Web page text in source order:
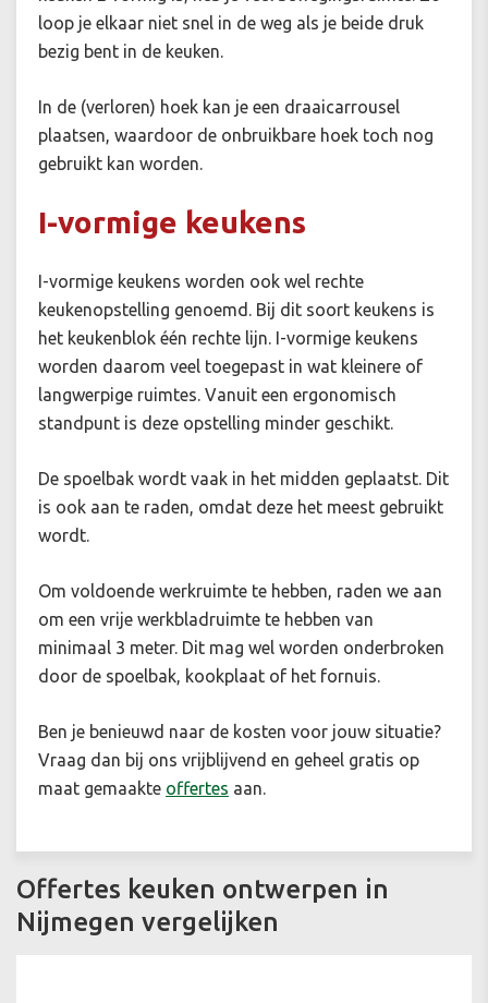
loop je elkaar niet snel in de weg als je beide druk
bezig bent in de keuken.
In de (verloren) hoek kan je een draaicarrousel
plaatsen, waardoor de onbruikbare hoek toch nog
gebruikt kan worden.
I-vormige keukens
I-vormige keukens worden ook wel rechte
keukenopstelling genoemd. Bij dit soort keukens is
het keukenblok één rechte lijn. I-vormige keukens
worden daarom veel toegepast in wat kleinere of
langwerpige ruimtes. Vanuit een ergonomisch
standpunt is deze opstelling minder geschikt.
De spoelbak wordt vaak in het midden geplaatst. Dit
is ook aan te raden, omdat deze het meest gebruikt
wordt.
Om voldoende werkruimte te hebben, raden we aan
om een vrije werkbladruimte te hebben van
minimaal 3 meter. Dit mag wel worden onderbroken
door de spoelbak, kookplaat of het fornuis.
Ben je benieuwd naar de kosten voor jouw situatie?
Vraag dan bij ons vrijblijvend en geheel gratis op
maat gemaakte offertes aan.
Offertes keuken ontwerpen in
Nijmegen vergelijken